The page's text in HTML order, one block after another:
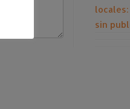
sin